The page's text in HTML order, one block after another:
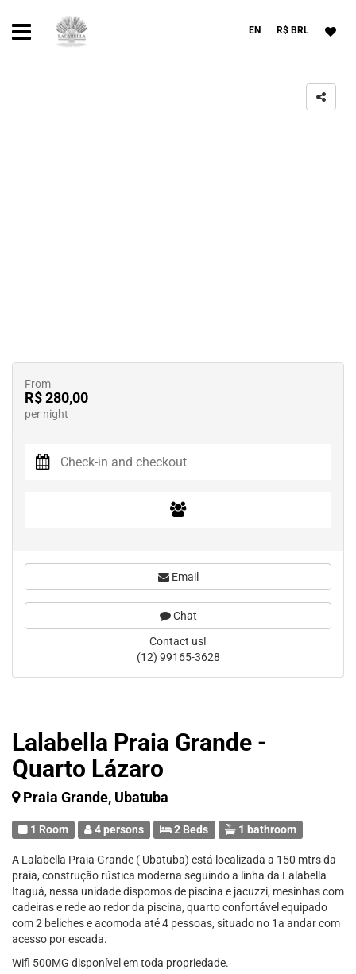
EN R$ BRL
Lalabella Praia Grande -
Quarto Lázaro
Praia Grande, Ubatuba
1 Room 4 persons 2 Beds 1 bathroom
A Lalabella Praia Grande ( Ubatuba) está localizada a 150 mtrs da
praia, construção rústica moderna seguindo a linha da Lalabella
Itaguá, nessa unidade dispomos de piscina e jacuzzi, mesinhas com
cadeiras e rede ao redor da piscina, quarto confortável equipado
com 2 beliches e acomoda até 4 pessoas, situado no 1a andar com
acesso por escada.
Wifi 500MG disponível em toda propriedade.
From
R$ 280,00
per night
Email
Chat
Contact us!
(12) 99165-3628